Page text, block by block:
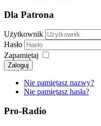
Dla Patrona
Użytkownik
Hasło
Zapamiętaj
Zaloguj
Nie pamiętasz nazwy?
Nie pamiętasz hasła?
Pro-Radio